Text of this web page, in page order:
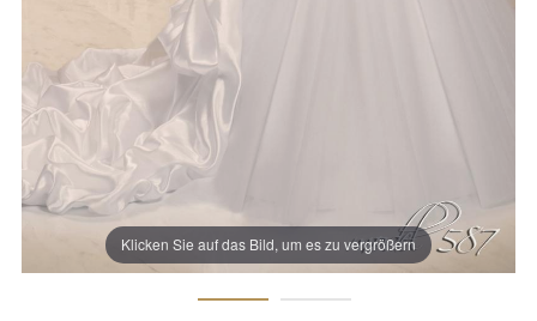
Klicken Sie auf das Bild, um es zu vergrößern